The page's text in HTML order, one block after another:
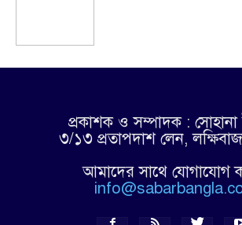
প্রকাশক ও সম্পাদক :
৩/১৩ প্রতাপদাশ লেন,
আমাদের সাথে যোগাযোগ